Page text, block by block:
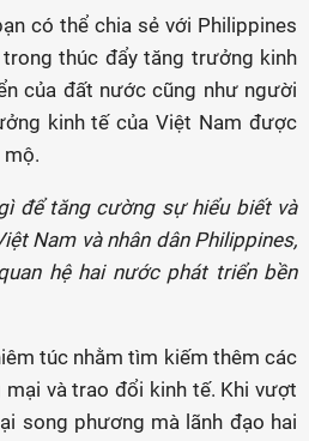
có thể chia sẻ với Philippines
thúc đẩy tăng trưởng kinh
của đất nước cũng như người
kinh tế của Việt Nam được
để tăng cường sự hiểu biết và
Nam và nhân dân Philippines,
hệ hai nước phát triển bền
túc nhằm tìm kiếm thêm các
và trao đổi kinh tế. Khi vượt
song phương mà lãnh đạo hai